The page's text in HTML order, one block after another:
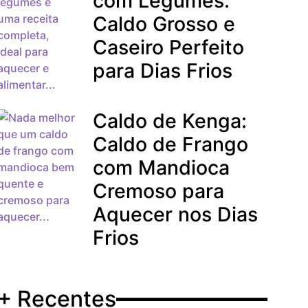
Caldo Grosso e
Caseiro Perfeito
para Dias Frios
Caldo de Kenga:
Caldo de Frango
com Mandioca
Cremoso para
Aquecer nos Dias
Frios
+ Recentes